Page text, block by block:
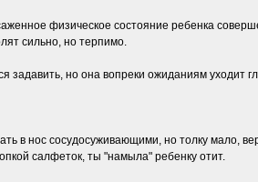
физическое состояние ребенка
сильно, но терпимо.
задавить, но она вопреки ожиданиям
в нос сосудосуживающими, но толку мало,
салфеток, ты "намыла" ребенку отит.